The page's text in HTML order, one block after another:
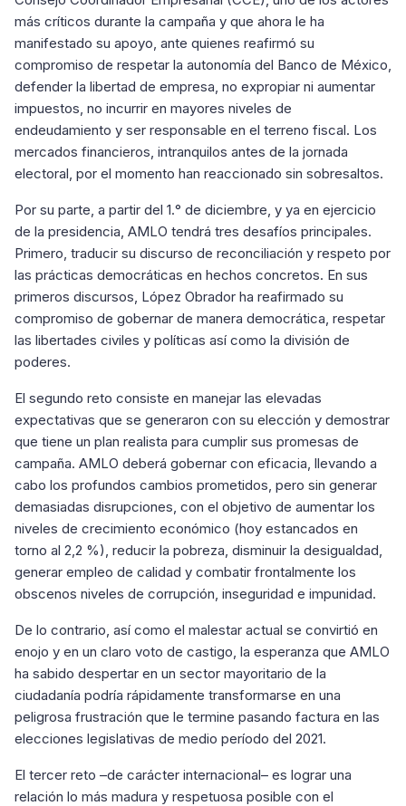
más críticos durante la campaña y que ahora le ha
manifestado su apoyo, ante quienes reafirmó su
compromiso de respetar la autonomía del Banco de México,
defender la libertad de empresa, no expropiar ni aumentar
impuestos, no incurrir en mayores niveles de
endeudamiento y ser responsable en el terreno fiscal. Los
mercados financieros, intranquilos antes de la jornada
electoral, por el momento han reaccionado sin sobresaltos.
Por su parte, a partir del 1.° de diciembre, y ya en ejercicio
de la presidencia, AMLO tendrá tres desafíos principales.
Primero, traducir su discurso de reconciliación y respeto por
las prácticas democráticas en hechos concretos. En sus
primeros discursos, López Obrador ha reafirmado su
compromiso de gobernar de manera democrática, respetar
las libertades civiles y políticas así como la división de
poderes.
El segundo reto consiste en manejar las elevadas
expectativas que se generaron con su elección y demostrar
que tiene un plan realista para cumplir sus promesas de
campaña. AMLO deberá gobernar con eficacia, llevando a
cabo los profundos cambios prometidos, pero sin generar
demasiadas disrupciones, con el objetivo de aumentar los
niveles de crecimiento económico (hoy estancados en
torno al 2,2 %), reducir la pobreza, disminuir la desigualdad,
generar empleo de calidad y combatir frontalmente los
obscenos niveles de corrupción, inseguridad e impunidad.
De lo contrario, así como el malestar actual se convirtió en
enojo y en un claro voto de castigo, la esperanza que AMLO
ha sabido despertar en un sector mayoritario de la
ciudadanía podría rápidamente transformarse en una
peligrosa frustración que le termine pasando factura en las
elecciones legislativas de medio período del 2021.
El tercer reto –de carácter internacional– es lograr una
relación lo más madura y respetuosa posible con el